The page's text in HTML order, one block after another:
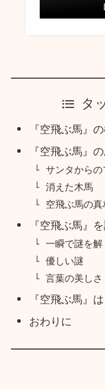
タ
『空飛ぶ馬』
『空飛ぶ馬』
サンタからの
消えた木馬
空飛ぶ馬の真
『空飛ぶ馬』
一瞬で謎を解
優しい謎
言葉の美しさ
『空飛ぶ馬』
おわりに